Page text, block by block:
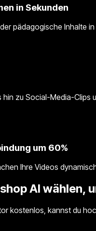
in Sekunden
pädagogische Inhalte
zu Social-Media-
um 60%
Ihre Videos
AI wählen,
kostenlos, kannst du